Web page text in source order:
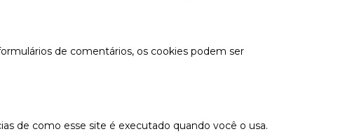
de comentários, os cookies podem ser
de como esse site é executado quando você o usa.